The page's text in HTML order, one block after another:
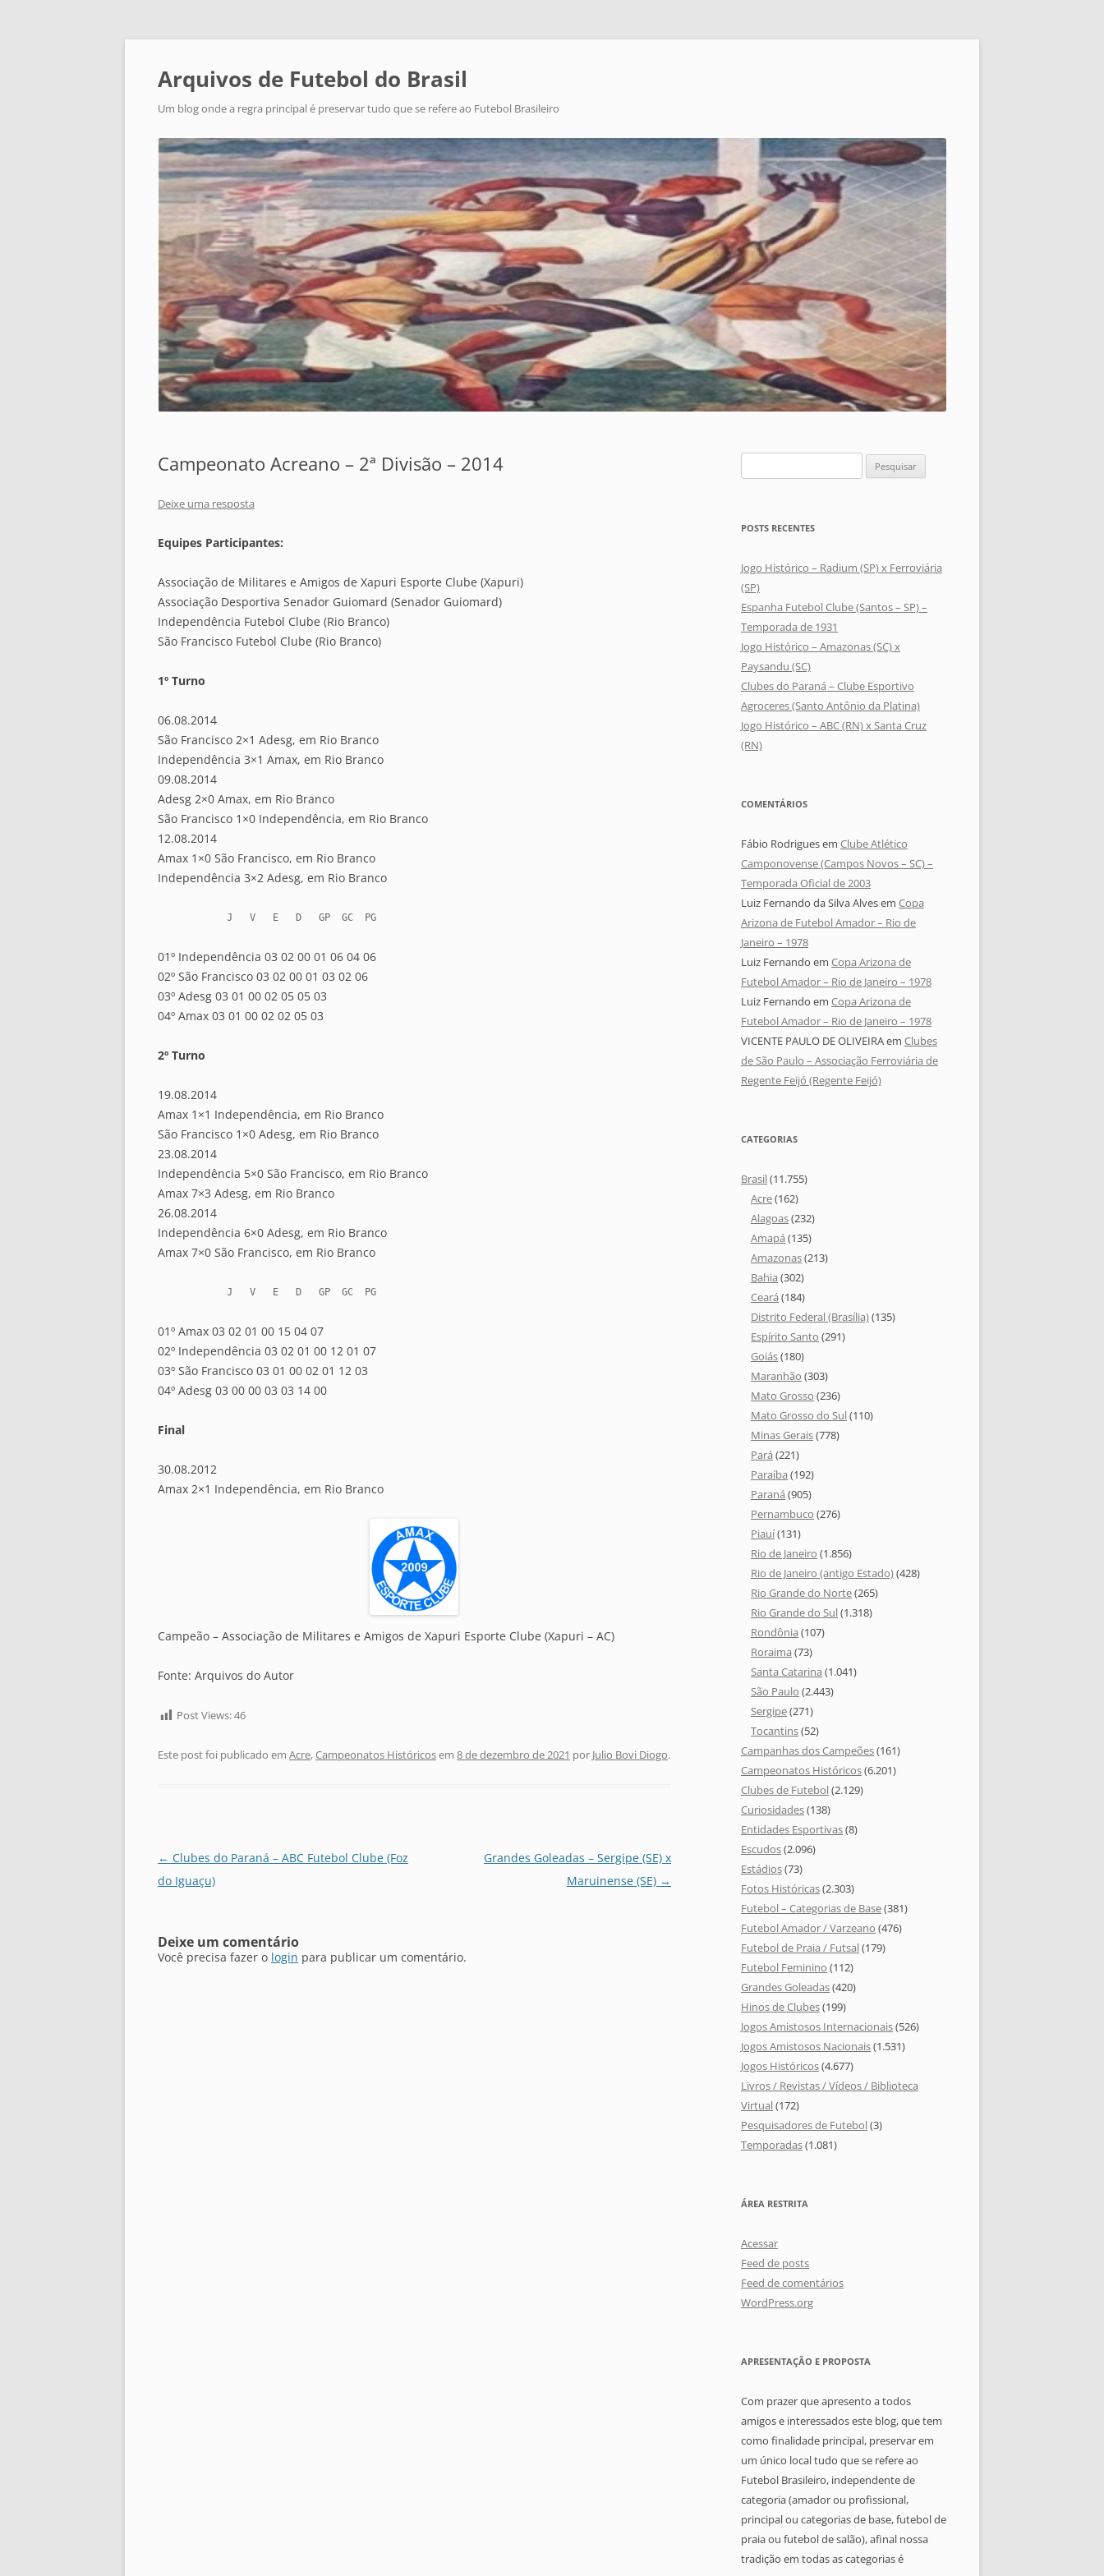
Arquivos de Futebol do Brasil
Um blog onde a regra principal é preservar tudo que se refere ao Futebol Brasileiro
Campeonato Acreano – 2ª Divisão – 2014
Deixe uma resposta
Equipes Participantes:
Associação de Militares e Amigos de Xapuri Esporte Clube (Xapuri)
Associação Desportiva Senador Guiomard (Senador Guiomard)
Independência Futebol Clube (Rio Branco)
São Francisco Futebol Clube (Rio Branco)
1º Turno
06.08.2014
São Francisco 2×1 Adesg, em Rio Branco
Independência 3×1 Amax, em Rio Branco
09.08.2014
Adesg 2×0 Amax, em Rio Branco
São Francisco 1×0 Independência, em Rio Branco
12.08.2014
Amax 1×0 São Francisco, em Rio Branco
Independência 3×2 Adesg, em Rio Branco
            J   V   E   D   GP  GC  PG
01º Independência 03 02 00 01 06 04 06
02º São Francisco 03 02 00 01 03 02 06
03º Adesg 03 01 00 02 05 05 03
04º Amax 03 01 00 02 02 05 03
2º Turno
19.08.2014
Amax 1×1 Independência, em Rio Branco
São Francisco 1×0 Adesg, em Rio Branco
23.08.2014
Independência 5×0 São Francisco, em Rio Branco
Amax 7×3 Adesg, em Rio Branco
26.08.2014
Independência 6×0 Adesg, em Rio Branco
Amax 7×0 São Francisco, em Rio Branco
            J   V   E   D   GP  GC  PG
01º Amax 03 02 01 00 15 04 07
02º Independência 03 02 01 00 12 01 07
03º São Francisco 03 01 00 02 01 12 03
04º Adesg 03 00 00 03 03 14 00
Final
30.08.2012
Amax 2×1 Independência, em Rio Branco
Campeão – Associação de Militares e Amigos de Xapuri Esporte Clube (Xapuri – AC)
Fonte: Arquivos do Autor
Post Views:46
Este post foi publicado em Acre,Campeonatos Históricosem 8 de dezembro de 2021 por Julio Bovi Diogo.
Navegação
de
← Clubes do Paraná – ABC Futebol Clube (Foz
do Iguaçu)
Grandes Goleadas – Sergipe (SE) x
Maruinense (SE) →
Deixe um comentário
Você precisa fazer o login para publicar um comentário.
por:
POSTS RECENTES
Jogo Histórico – Radium (SP) x Ferroviária
(SP)
Espanha Futebol Clube (Santos – SP) –
Temporada de 1931
Jogo Histórico – Amazonas (SC) x
Paysandu (SC)
Clubes do Paraná – Clube Esportivo
Agroceres (Santo Antônio da Platina)
Jogo Histórico – ABC (RN) x Santa Cruz
(RN)
COMENTÁRIOS
Fábio Rodriguesem Clube Atlético
Camponovense (Campos Novos – SC) –
Temporada Oficial de 2003
Luiz Fernando da Silva Alvesem Copa
Arizona de Futebol Amador – Rio de
Janeiro – 1978
Luiz Fernando em Copa Arizona de
Futebol Amador – Rio de Janeiro – 1978
Luiz Fernando em Copa Arizona de
Futebol Amador – Rio de Janeiro – 1978
VICENTE PAULO DE OLIVEIRAem Clubes
de São Paulo – Associação Ferroviária de
Regente Feijó (Regente Feijó)
CATEGORIAS
Brasil(11.755)
Acre(162)
Alagoas(232)
Amapá (135)
Amazonas(213)
Bahia (302)
Ceará (184)
Distrito Federal (Brasília)(135)
Espírito Santo (291)
Goiás(180)
Maranhão (303)
Mato Grosso (236)
Mato Grosso do Sul(110)
Minas Gerais(778)
Pará (221)
Paraíba (192)
Paraná (905)
Pernambuco (276)
Piauí(131)
Rio de Janeiro (1.856)
Rio de Janeiro (antigo Estado)(428)
Rio Grande do Norte(265)
Rio Grande do Sul(1.318)
Rondônia (107)
Roraima (73)
Santa Catarina (1.041)
São Paulo (2.443)
Sergipe(271)
Tocantins(52)
Campanhas dos Campeões(161)
Campeonatos Históricos(6.201)
Clubes de Futebol(2.129)
Curiosidades(138)
Entidades Esportivas(8)
Escudos(2.096)
Estádios(73)
Fotos Históricas(2.303)
Futebol – Categorias de Base(381)
Futebol Amador / Varzeano (476)
Futebol de Praia / Futsal(179)
Futebol Feminino (112)
Grandes Goleadas(420)
Hinos de Clubes(199)
Jogos Amistosos Internacionais(526)
Jogos Amistosos Nacionais(1.531)
Jogos Históricos(4.677)
Livros / Revistas / Vídeos / Biblioteca
Virtual(172)
Pesquisadores de Futebol(3)
Temporadas(1.081)
ÁREA RESTRITA
Acessar
Feed de posts
Feed de comentários
WordPress.org
APRESENTAÇÃO E PROPOSTA
Com prazer que apresento a todos
amigos e interessados este blog, que tem
como finalidade principal, preservar em
um único local tudo que se refere ao
Futebol Brasileiro, independente de
categoria (amador ou profissional,
principal ou categorias de base, futebol de
praia ou futebol de salão), afinal nossa
tradição em todas as categorias é